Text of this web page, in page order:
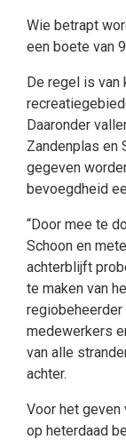
Wie betrapt
een boete van
De regel is van
Daaronder
Zandenplas en
gegeven
bevoegdheid
“Door mee te
Schoon en
achterblijft
te maken van
regiobeheerder
medewerkers
van alle
achter.
Voor het
op heterdaad